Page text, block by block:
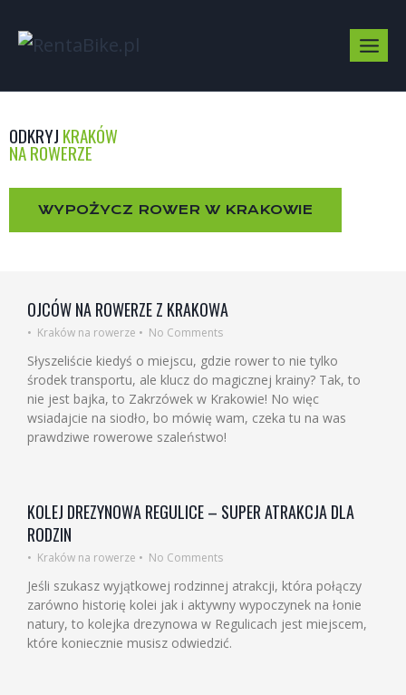
ODKRYJ KRAKÓW
NA ROWERZE
WYPOŻYCZ ROWER W KRAKOWIE
OJCÓW NA ROWERZE Z KRAKOWA
• Kraków na rowerze • No Comments
Słyszeliście kiedyś o miejscu, gdzie rower to nie tylko
środek transportu, ale klucz do magicznej krainy? Tak, to
nie jest bajka, to Zakrzówek w Krakowie! No więc
wsiadajcie na siodło, bo mówię wam, czeka tu na was
prawdziwe rowerowe szaleństwo!
KOLEJ DREZYNOWA REGULICE – SUPER ATRAKCJA DLA
RODZIN
• Kraków na rowerze • No Comments
Jeśli szukasz wyjątkowej rodzinnej atrakcji, która połączy
zarówno historię kolei jak i aktywny wypoczynek na łonie
natury, to kolejka drezynowa w Regulicach jest miejscem,
które koniecznie musisz odwiedzić.